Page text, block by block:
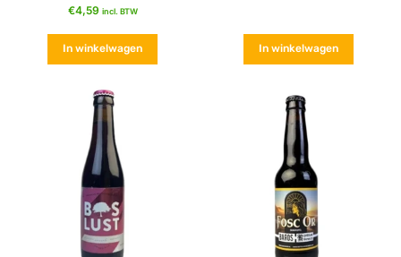
€4,59 incl. BTW
In winkelwagen In winkelwagen